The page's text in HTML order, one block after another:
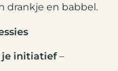
drankje en babbel.
je initiatief–